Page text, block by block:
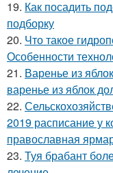
19. Как посадить
подборку
20. Что такое
Особенности
21. Варенье из
варенье из яблок
22.
2019 расписание у
православная
23. Туя брабант